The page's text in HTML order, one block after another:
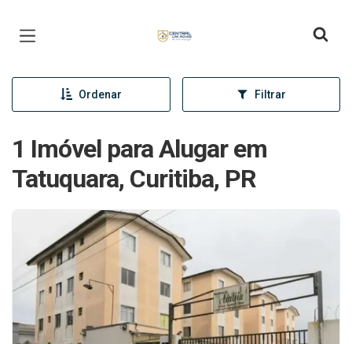
Ordenar Filtrar
1 Imóvel para Alugar em
Tatuquara, Curitiba, PR